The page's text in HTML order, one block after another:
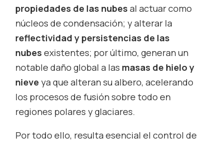
propiedades de las nubes al actuar como
núcleos de condensación; y alterar la
reflectividad y persistencias de las
nubes existentes; por último, generan un
notable daño global a las masas de hielo y
nieve ya que alteran su albero, acelerando
los procesos de fusión sobre todo en
regiones polares y glaciares.
Por todo ello, resulta esencial el control de